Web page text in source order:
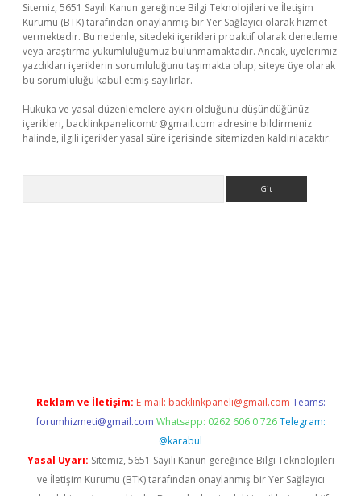
Sitemiz, 5651 Sayılı Kanun gereğince Bilgi Teknolojileri ve İletişim
Kurumu (BTK) tarafından onaylanmış bir Yer Sağlayıcı olarak hizmet
vermektedir. Bu nedenle, sitedeki içerikleri proaktif olarak denetleme
veya araştırma yükümlülüğümüz bulunmamaktadır. Ancak, üyelerimiz
yazdıkları içeriklerin sorumluluğunu taşımakta olup, siteye üye olarak
bu sorumluluğu kabul etmiş sayılırlar.
Hukuka ve yasal düzenlemelere aykırı olduğunu düşündüğünüz
içerikleri, backlinkpanelicomtr@gmail.com adresine bildirmeniz
halinde, ilgili içerikler yasal süre içerisinde sitemizden kaldırılacaktır.
Reklam ve İletişim: E-mail: backlinkpaneli@gmail.com Teams:
forumhizmeti@gmail.com Whatsapp: 0262 606 0 726 Telegram:
@karabul
Yasal Uyarı: Sitemiz, 5651 Sayılı Kanun gereğince Bilgi Teknolojileri
ve İletişim Kurumu (BTK) tarafından onaylanmış bir Yer Sağlayıcı